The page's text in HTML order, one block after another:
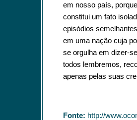
em nosso país,
constitui um fato
episódios
em uma nação cuja
se orgulha em dizer-
todos lembremos,
apenas pelas suas
Fonte: http://